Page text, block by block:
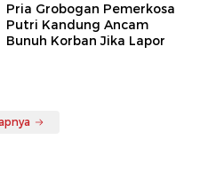
Pria Grobogan Pemerkosa
Putri Kandung Ancam
Bunuh Korban Jika Lapor